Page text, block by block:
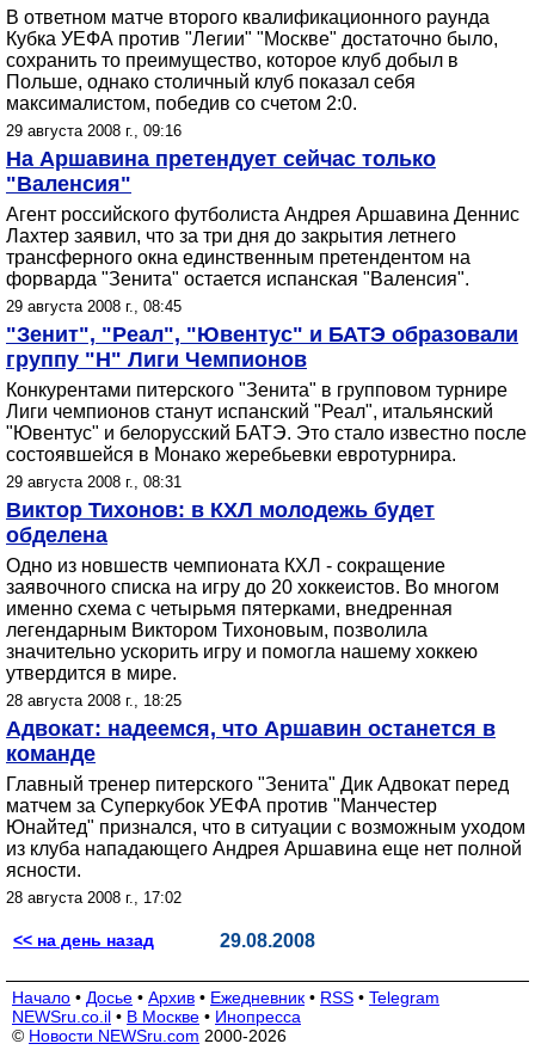
В ответном матче второго квалификационного раунда
Кубка УЕФА против "Легии" "Москве" достаточно было,
сохранить то преимущество, которое клуб добыл в
Польше, однако столичный клуб показал себя
максималистом, победив со счетом 2:0.
29 августа 2008 г., 09:16
На Аршавина претендует сейчас только
"Валенсия"
Агент российского футболиста Андрея Аршавина Деннис
Лахтер заявил, что за три дня до закрытия летнего
трансферного окна единственным претендентом на
форварда "Зенита" остается испанская "Валенсия".
29 августа 2008 г., 08:45
"Зенит", "Реал", "Ювентус" и БАТЭ образовали
группу "Н" Лиги Чемпионов
Конкурентами питерского "Зенита" в групповом турнире
Лиги чемпионов станут испанский "Реал", итальянский
"Ювентус" и белорусский БАТЭ. Это стало известно после
состоявшейся в Монако жеребьевки евротурнира.
29 августа 2008 г., 08:31
Виктор Тихонов: в КХЛ молодежь будет
обделена
Одно из новшеств чемпионата КХЛ - сокращение
заявочного списка на игру до 20 хоккеистов. Во многом
именно схема с четырьмя пятерками, внедренная
легендарным Виктором Тихоновым, позволила
значительно ускорить игру и помогла нашему хоккею
утвердится в мире.
28 августа 2008 г., 18:25
Адвокат: надеемся, что Аршавин останется в
команде
Главный тренер питерского "Зенита" Дик Адвокат перед
матчем за Суперкубок УЕФА против "Манчестер
Юнайтед" признался, что в ситуации с возможным уходом
из клуба нападающего Андрея Аршавина еще нет полной
ясности.
28 августа 2008 г., 17:02
<< на день назад 29.08.2008
Начало • Досье • Архив • Ежедневник • RSS • Telegram
NEWSru.co.il • В Москве • Инопресса
© Новости NEWSru.com 2000-2026